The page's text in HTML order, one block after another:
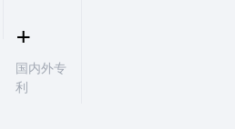
+
国内外专
利